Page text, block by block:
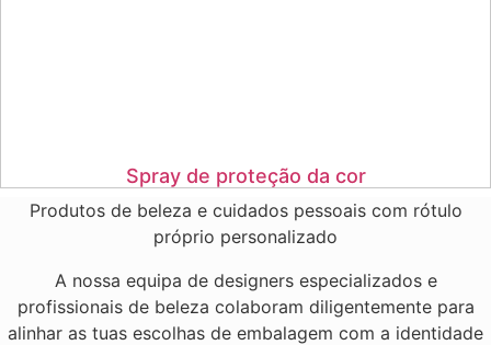
Spray de proteção da cor
Produtos de beleza e cuidados pessoais com rótulo
próprio personalizado
A nossa equipa de designers especializados e
profissionais de beleza colaboram diligentemente para
alinhar as tuas escolhas de embalagem com a identidade